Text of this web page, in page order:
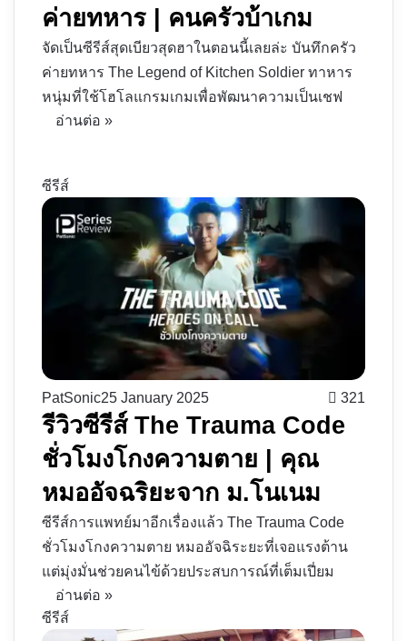
ค่ายทหาร | คนครัวบ้าเกม
จัดเป็นซีรีส์สุดเบียวสุดฮาในตอนนี้เลยล่ะ บันทึกครัว
ค่ายทหาร The Legend of Kitchen Soldier ทาหาร
หนุ่มที่ใช้โฮโลแกรมเกมเพื่อพัฒนาความเป็นเชฟ
อ่านต่อ »
ซีรีส์
PatSonic25 January 2025 321
รีวิวซีรีส์ The Trauma Code
ชั่วโมงโกงความตาย | คุณ
หมออัจฉริยะจาก ม.โนเนม
ซีรีส์การแพทย์มาอีกเรื่องแล้ว The Trauma Code
ชั่วโมงโกงความตาย หมออัจฉิระยะที่เจอแรงต้าน
แต่มุ่งมั่นช่วยคนไข้ด้วยประสบการณ์ที่เต็มเปี่ยม
อ่านต่อ »
ซีรีส์